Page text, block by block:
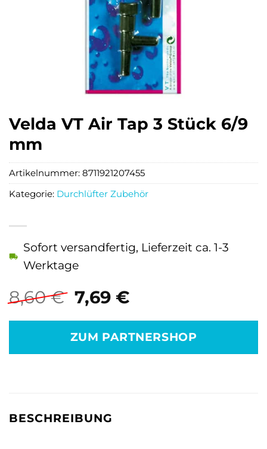
Velda VT Air Tap 3 Stück 6/9
mm
8,60€ Ursprünglicher
Preis
war:
8,60 €
7,69 €Aktueller
ist:
7,69 €.
Sofort versandfertig, Lieferzeit ca. 1-3
Werktage
ZUM PARTNERSHOP
Artikelnummer: 8711921207455
Kategorie: Durchlüfter Zubehör
BESCHREIBUNG